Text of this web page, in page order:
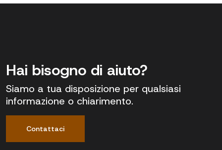
Hai bisogno di aiuto?
Siamo a tua disposizione per qualsiasi
informazione o chiarimento.
Contattaci